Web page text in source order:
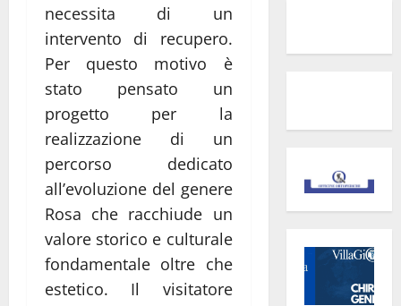
necessita di un
intervento di recupero.
Per questo motivo è
stato pensato un
progetto per la
realizzazione di un
percorso dedicato
all’evoluzione del genere
Rosa che racchiude un
valore storico e culturale
fondamentale oltre che
estetico. Il visitatore